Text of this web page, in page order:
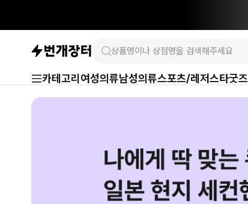
카테고리 여성의류남성의류스포츠/레저스타굿즈